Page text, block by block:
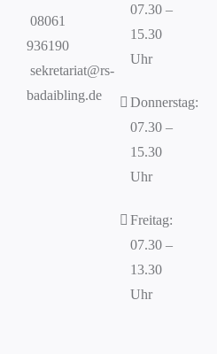
08061
936190
sekretariat@rs-
badaibling.de
07.30 –
15.30
Uhr
Donnerstag:
07.30 –
15.30
Uhr
Freitag:
07.30 –
13.30
Uhr